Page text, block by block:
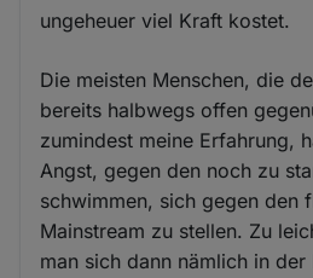
ungeheuer viel Kraft kostet.
Die meisten Menschen, die
bereits halbwegs offen
zumindest meine Erfahrung,
Angst, gegen den noch zu
schwimmen, sich gegen den
Mainstream zu stellen. Zu
man sich dann nämlich in der